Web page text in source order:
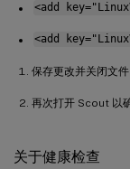
<add
<add
保存更改并关闭文件
再次打开 Scout 以
关于健康检查